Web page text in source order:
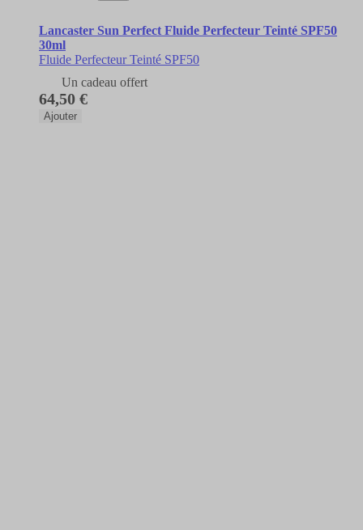
Lancaster Sun Perfect Fluide Perfecteur Teinté SPF50
30ml
Fluide Perfecteur Teinté SPF50
Un cadeau offert
64,50 €
Ajouter